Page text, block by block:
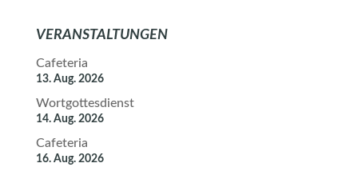
VERANSTALTUNGEN
Cafeteria
13. Aug. 2026
Wortgottesdienst
14. Aug. 2026
Cafeteria
16. Aug. 2026